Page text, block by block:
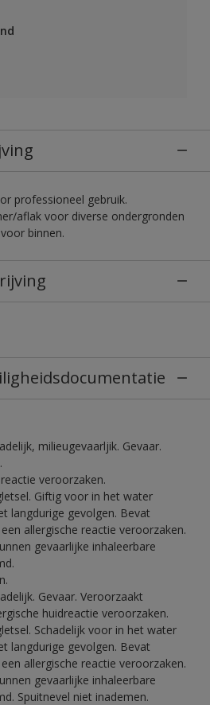
professioneel gebruik.
aflak voor diverse ondergronden
binnen.
milieugevaarljik. Gevaar.
veroorzaken.
Giftig voor in het water
langdurige gevolgen. Bevat
allergische reactie veroorzaken.
gevaarlijke inhaleerbare
Gevaar. Veroorzaakt
huidreactie veroorzaken.
Schadelijk voor in het water
langdurige gevolgen. Bevat
allergische reactie veroorzaken.
gevaarlijke inhaleerbare
Spuitnevel niet inademen.